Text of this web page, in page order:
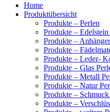
Home
Produktübersicht
Produkte – Perlen
Produkte – Edelstein
Produkte –
Produkte –
Produkte – Leder-
Produkte – Glas
Produkte – Metall
Produkte – Natur
Produkte –
Produkte –